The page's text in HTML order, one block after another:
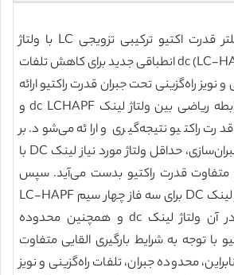
در این مقاله یک فیلتر قدرت اکتیو ترکیبی تزویجی LC با ولتاژ
کنترل‌شده لینک dc (LC-HAPF) انطباقی جدید برای کاهش تلفات
نویز راه‌گزینی تحت جبران قدرت راکتیو ارائه
شده است. در ابتدا رابطه ریاضی بین ولتاژ لینک dc LCHAPF و
راکتیو نتیجه‌گیری و ارائه می‌شود. بر
اساس تحلیل دامنه جبران‌سازی، حداقل ولتاژ مورد نیاز لینک DC با
متفاوت قدرت راکتیو بدست می‌آید. سپس
یک کنترل‌کننده ولتاژ لینک DC برای سه فاز چهار سیم LC-HAPF
ارائه شده است که در آن ولتاژ لینک dc و همچنین محدوده
با توجه به شرایط بارگیری القایی متفاوت
محدوده جبران، تلفات راه‌گزینی و نویز